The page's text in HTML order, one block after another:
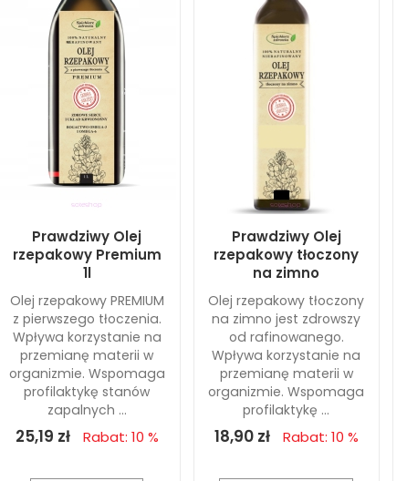
Prawdziwy Olej
rzepakowy Premium
1l
Olej rzepakowy PREMIUM
z pierwszego tłoczenia.
Wpływa korzystanie na
przemianę materii w
organizmie. Wspomaga
profilaktykę stanów
zapalnych ...
25,19 zł Rabat: 10 %
Prawdziwy Olej
rzepakowy tłoczony
na zimno
Olej rzepakowy tłoczony
na zimno jest zdrowszy
od rafinowanego.
Wpływa korzystanie na
przemianę materii w
organizmie. Wspomaga
profilaktykę ...
18,90 zł Rabat: 10 %